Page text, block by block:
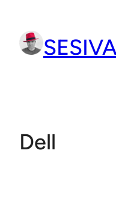
obsah
Dell